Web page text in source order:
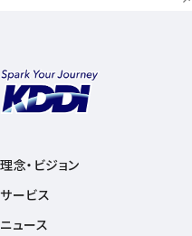
理念・ビジョン
サービス
ニュース